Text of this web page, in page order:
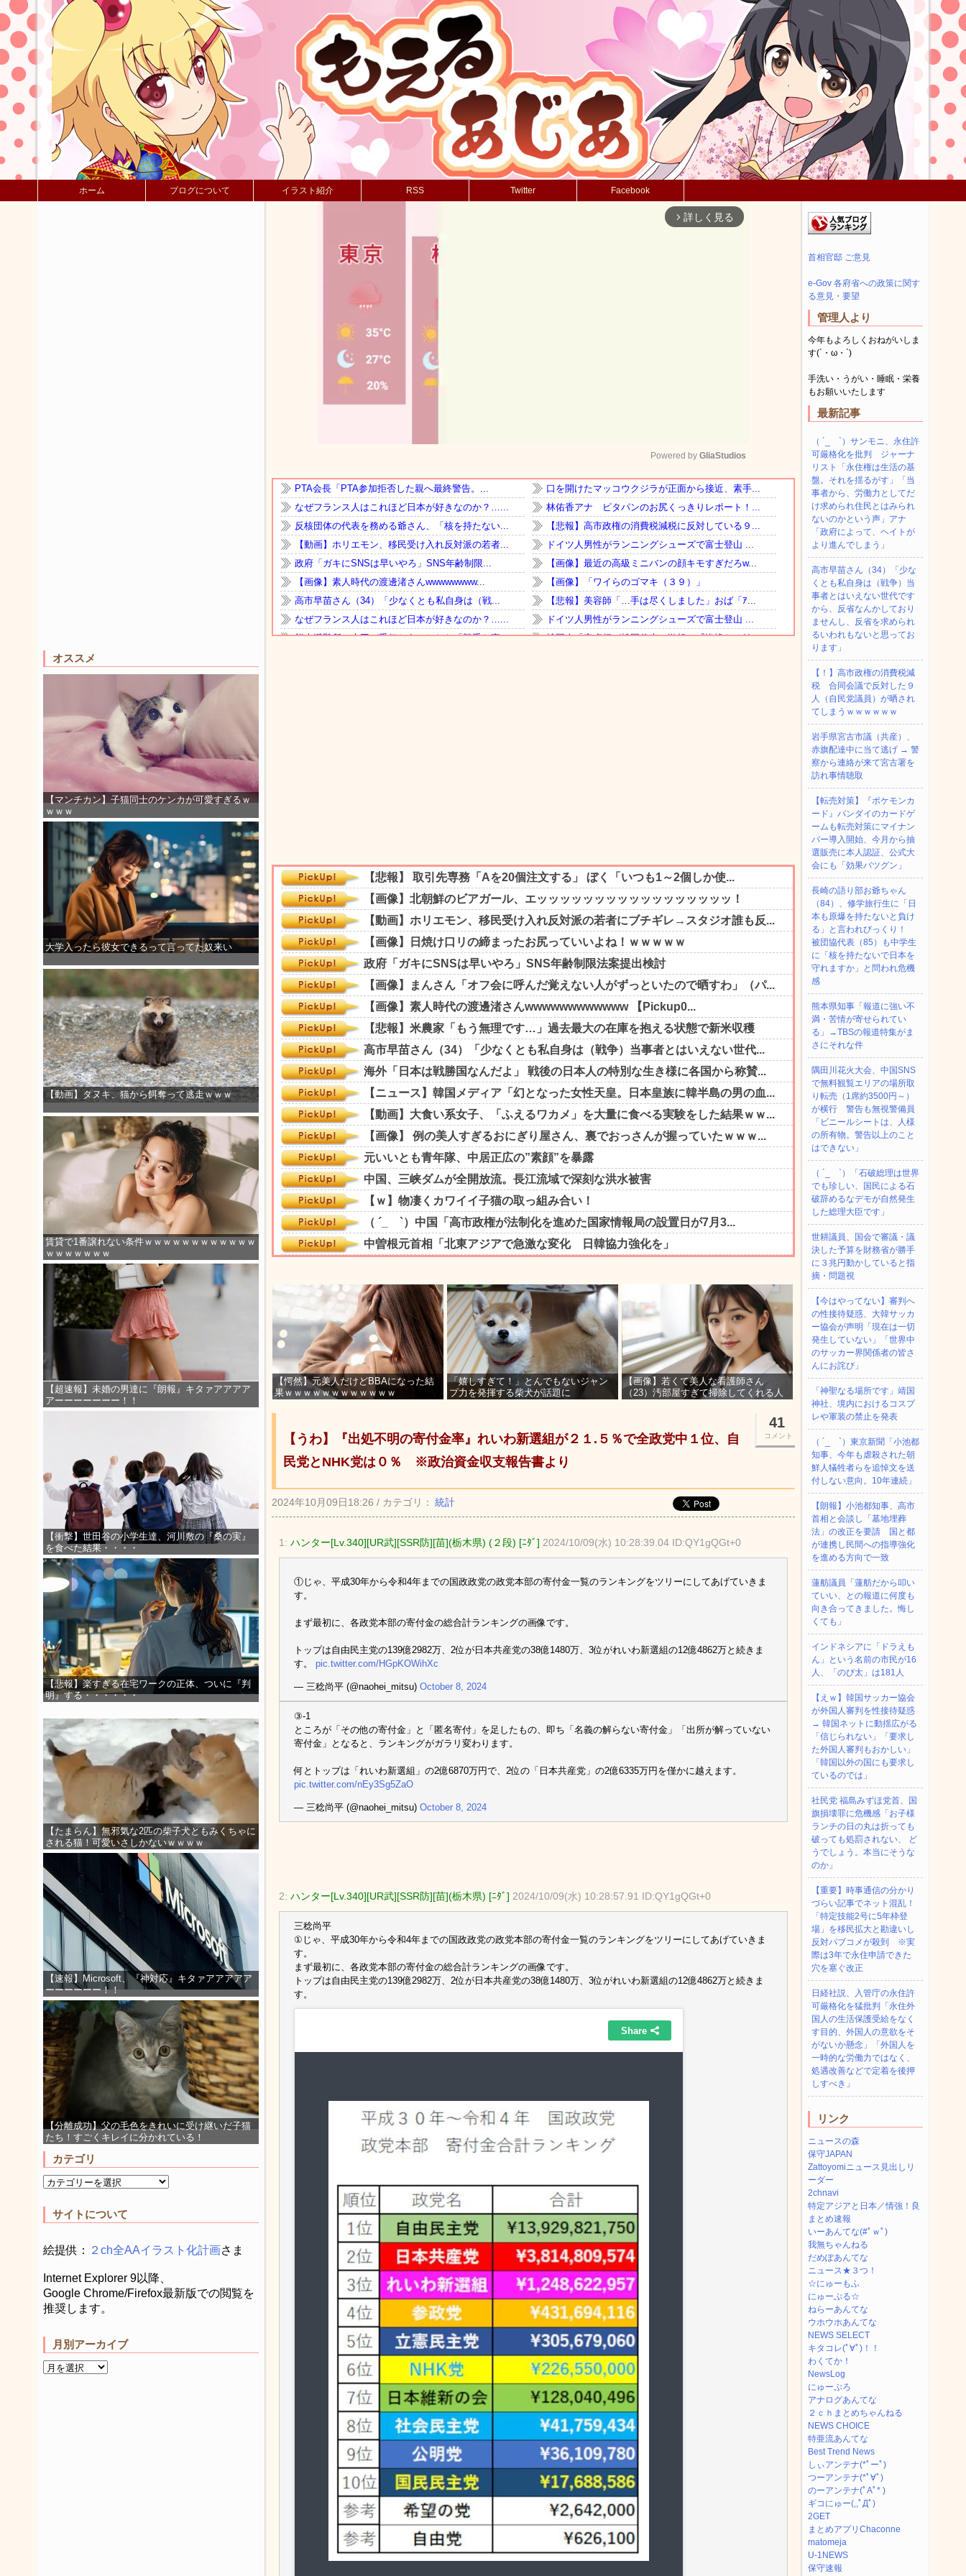
ホーム ブログについて イラスト紹介 RSS Twitter Facebook
オススメ
【マンチカン】子猫同士のケンカが可愛すぎるｗ
ｗｗｗ
大学入ったら彼女できるって言ってた奴来い
【動画】タヌキ、猫から餌奪って逃走ｗｗｗ
賃貸で1番譲れない条件ｗｗｗｗｗｗｗｗｗｗｗｗ
ｗｗｗｗｗｗｗ
【超速報】未婚の男達に『朗報』キタァアアアア
アーーーーーーー！！
【衝撃】世田谷の小学生達、河川敷の『桑の実』
を食べた結果・・・・
【悲報】楽すぎる在宅ワークの正体、ついに『判
明』する・・・・・・
【たまらん】無邪気な2匹の柴子犬ともみくちゃに
される猫！可愛いさしかないｗｗｗｗ
【速報】Microsoft、『神対応』キタァアアアアア
ーーーーーー！！
【分離成功】父の毛色をきれいに受け継いだ子猫
たち！すごくキレイに分かれている！
カテゴリ
サイトについて
絵提供： ２ch全AAイラスト化計画さま
Internet Explorer 9以降、
Google Chrome/Firefox最新版での閲覧を
推奨します。
月別アーカイブ
arrow_forward_ios 詳しく見る
Mute
Powered by GliaStudios
【愕然】元美人だけどBBAになった結
果ｗｗｗｗｗｗｗｗｗｗｗｗ
「嬉しすぎて！」とんでもないジャン
プ力を発揮する柴犬が話題に
【画像】若くて美人な看護師さん
（23）汚部屋すぎて掃除してくれる人
41
コメント
【うわ】『出処不明の寄付金率』れいわ新選組が２１.５％で全政党中１位、自
民党とNHK党は０％ ※政治資金収支報告書より
2024年10月09日18:26 / カテゴリ： 統計
1: ハンター[Lv.340][UR武][SSR防][苗](栃木県) (２段) [ﾆﾀﾞ] 2024/10/09(水) 10:28:39.04 ID:QY1gQGt+0
①じゃ、平成30年から令和4年までの国政政党の政党本部の寄付金一覧のランキングをツリーにしてあげていきま
す。
まず最初に、各政党本部の寄付金の総合計ランキングの画像です。
トップは自由民主党の139億2982万、2位が日本共産党の38億1480万、3位がれいわ新選組の12億4862万と続きま
す。 pic.twitter.com/HGpKOWihXc
— 三稔尚平 (@naohei_mitsu) October 8, 2024
③-1
ところが「その他の寄付金」と「匿名寄付」を足したもの、即ち「名義の解らない寄付金」「出所が解っていない
寄付金」となると、ランキングがガラリ変わります。
何とトップは「れいわ新選組」の2億6870万円で、2位の「日本共産党」の2億6335万円を僅かに越えます。
pic.twitter.com/nEy3Sg5ZaO
— 三稔尚平 (@naohei_mitsu) October 8, 2024
2: ハンター[Lv.340][UR武][SSR防][苗](栃木県) [ﾆﾀﾞ] 2024/10/09(水) 10:28:57.91 ID:QY1gQGt+0
三稔尚平
①じゃ、平成30年から令和4年までの国政政党の政党本部の寄付金一覧のランキングをツリーにしてあげていきま
す。
まず最初に、各政党本部の寄付金の総合計ランキングの画像です。
トップは自由民主党の139億2982万、2位が日本共産党の38億1480万、3位がれいわ新選組の12億4862万と続きま
す。
首相官邸 ご意見
e-Gov 各府省への政策に関す
る意見・要望
管理人より
今年もよろしくおねがいしま
す(´・ω・`)
手洗い・うがい・睡眠・栄養
もお願いいたします
最新記事
（ ´_ゝ`）サンモニ、永住許
可厳格化を批判 ジャーナ
リスト「永住権は生活の基
盤。それを揺るがす」「当
事者から、労働力としてだ
け求められ住民とはみられ
ないのかという声」アナ
「政府によって、ヘイトが
より進んでしまう」
高市早苗さん（34）「少な
くとも私自身は（戦争）当
事者とはいえない世代です
から、反省なんかしており
ませんし、反省を求められ
るいわれもないと思ってお
ります」
【！】高市政権の消費税減
税 合同会議で反対した９
人（自民党議員）が晒され
てしまうｗｗｗｗｗｗ
岩手県宮古市議（共産）、
赤旗配達中に当て逃げ → 警
察から連絡が来て宮古署を
訪れ事情聴取
【転売対策】『ポケモンカ
ード』バンダイのカードゲ
ームも転売対策にマイナン
バー導入開始、今月から抽
選販売に本人認証、公式大
会にも「効果バツグン」
長崎の語り部お爺ちゃん
（84）、修学旅行生に「日
本も原爆を持たないと負け
る」と言われびっくり！
被団協代表（85）も中学生
に「核を持たないで日本を
守れますか」と問われ危機
感
熊本県知事「報道に強い不
満・苦情が寄せられてい
る」→TBSの報道特集がま
さにそれな件
隅田川花火大会、中国SNS
で無料観覧エリアの場所取
り転売（1席約3500円～）
が横行 警告も無視警備員
「ビニールシートは、人様
の所有物。警告以上のこと
はできない」
（ ´_ゝ`）「石破総理は世界
でも珍しい、国民による石
破辞めるなデモが自然発生
した総理大臣です」
世耕議員、国会で審議・議
決した予算を財務省が勝手
に３兆円動かしていると指
摘・問題視
【今はやってない】審判へ
の性接待疑惑、大韓サッカ
ー協会が声明「現在は一切
発生していない」「世界中
のサッカー界関係者の皆さ
んにお詫び」
「神聖なる場所です」靖国
神社、境内におけるコスプ
レや軍装の禁止を発表
（ ´_ゝ`）東京新聞「小池都
知事、今年も虐殺された朝
鮮人犠牲者らを追悼文を送
付しない意向。10年連続」
【朗報】小池都知事、高市
首相と会談し「墓地埋葬
法」の改正を要請 国と都
が連携し民間への指導強化
を進める方向で一致
蓮舫議員「蓮舫だから叩い
ていい、との報道に何度も
向き合ってきました。悔し
くても」
インドネシアに「ドラえも
ん」という名前の市民が16
人、「のび太」は181人
【えｗ】韓国サッカー協会
が外国人審判を性接待疑惑
→ 韓国ネットに動揺広がる
「信じられない」「要求し
た外国人審判もおかしい」
「韓国以外の国にも要求し
ているのでは」
社民党 福島みずほ党首、国
旗損壊罪に危機感「お子様
ランチの日の丸は折っても
破っても処罰されない、 ど
うでしょう。本当にそうな
のか」
【重要】時事通信の分かり
づらい記事でネット混乱！
「特定技能2号に5年枠登
場」を移民拡大と勘違いし
反対パブコメが殺到 ※実
際は3年で永住申請できた
穴を塞ぐ改正
日経社説、入管庁の永住許
可厳格化を猛批判「永住外
国人の生活保護受給をなく
す目的、外国人の意欲をそ
がないか懸念」「外国人を
一時的な労働力ではなく、
処遇改善などで定着を後押
しすべき」
リンク
ニュースの森
保守JAPAN
Zattoyomiニュース見出しリ
ーダー
2chnavi
特定アジアと日本／情強！良
まとめ速報
いーあんてな(#ﾟｗﾟ)
我無ちゃんねる
だめぽあんてな
ニュース★３つ！
☆にゅーもふ
にゅーぷる☆
ねらーあんてな
ウホウホあんてな
NEWS SELECT
キタコレ(ﾟ∀ﾟ)！！
わくてか！
NewsLog
にゅーぷろ
アナログあんてな
２ｃｈまとめちゃんねる
NEWS CHOICE
特亜流あんてな
Best Trend News
しぃアンテナ(*ﾟーﾟ)
つーアンテナ(*ﾟ∀ﾟ)
のーアンテナ(ﾟAﾟ* )
ギコにゅー(,,ﾟДﾟ)
2GET
まとめアプリChaconne
matomeja
U-1NEWS
保守速報